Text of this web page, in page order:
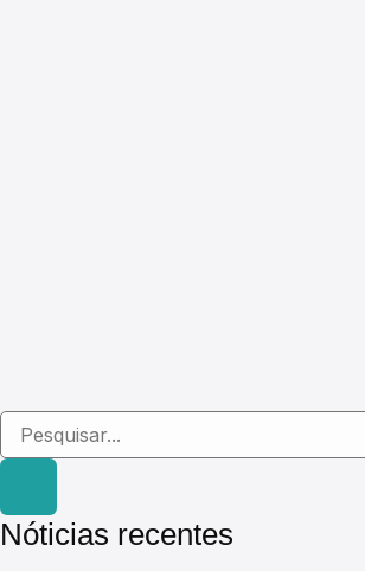
Nóticias recentes